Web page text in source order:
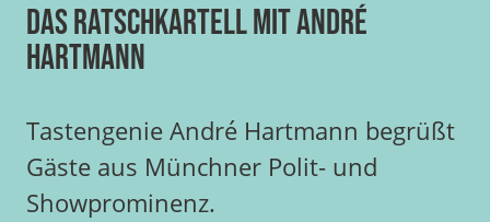
Das Ratschkartell mit André
Hartmann
Tastengenie André Hartmann begrüßt
Gäste aus Münchner Polit- und
Showprominenz.